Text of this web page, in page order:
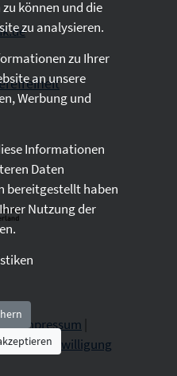
Impressum
Cookie-Einwilligung
können und die
zu analysieren.
zu Ihrer
an unsere
Werbung und
Informationen
Daten
bereitgestellt haben
Nutzung der